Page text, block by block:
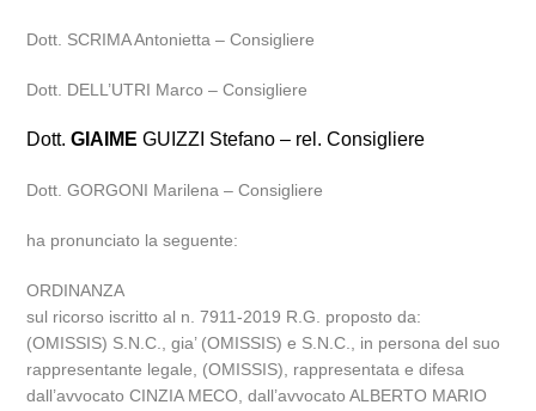
Dott. SCRIMA Antonietta – Consigliere
Dott. DELL’UTRI Marco – Consigliere
Dott.GIAIME GUIZZI Stefano – rel. Consigliere
Dott. GORGONI Marilena – Consigliere
ha pronunciato la seguente:
ORDINANZA
sul ricorso iscritto al n. 7911-2019 R.G. proposto da:
(OMISSIS) S.N.C., gia’ (OMISSIS) e S.N.C., in persona del suo
rappresentante legale, (OMISSIS), rappresentata e difesa
dall’avvocato CINZIA MECO, dall’avvocato ALBERTO MARIO